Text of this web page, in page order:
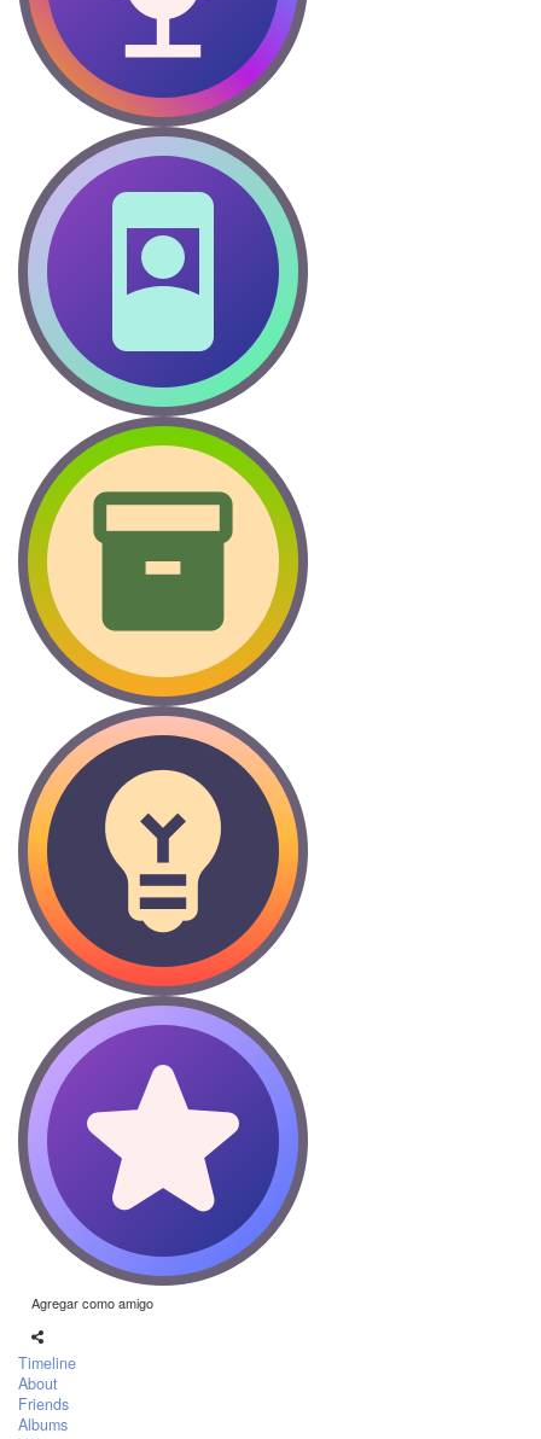
Agregar como amigo
Timeline
About
Friends
Albums